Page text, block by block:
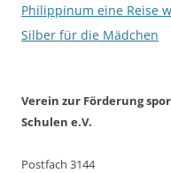
Philippinum eine Reise
Silber für die Mädchen
Verein zur Förderung
Schulen e.V.
Postfach 3144